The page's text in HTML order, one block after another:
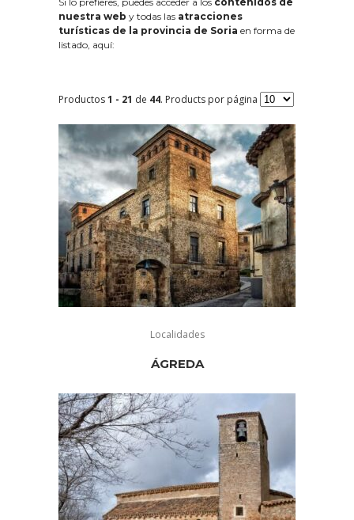
nuestra web y todas las atracciones
turísticas de la provincia de Soria en forma de
listado, aquí:
Productos1 - 21 de 44. Products por página
Localidades
ÁGREDA